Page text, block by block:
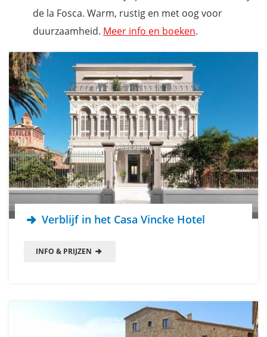
de la Fosca. Warm, rustig en met oog voor
duurzaamheid. Meer info en boeken.
Verblijf in het Casa Vincke Hotel
INFO & PRIJZEN